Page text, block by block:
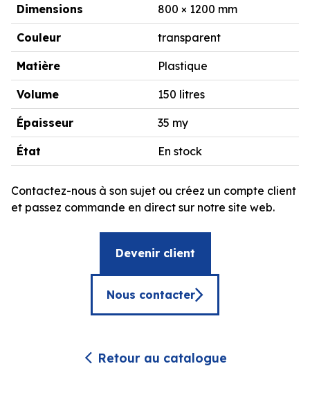
Dimensions 800 × 1200 mm
Couleur transparent
Matière Plastique
Volume 150 litres
Épaisseur 35 my
État En stock
Contactez-nous à son sujet ou créez un compte client
et passez commande en direct sur notre site web.
Devenir client
Nous contacter
Retour au catalogue